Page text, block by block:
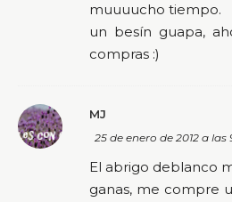
muuuucho tiempo.
un besín guapa,
compras :)
MJ
25 de enero de 2012 a las
El abrigo deblanco
ganas, me compre